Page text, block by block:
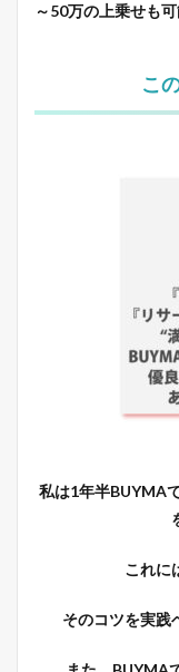
～50万の上乗せも可
こ
私は1年半BUYMA
これに
そのコツを実践